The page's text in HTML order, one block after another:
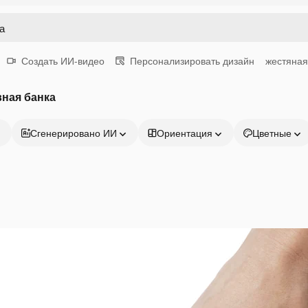
Создать ИИ-видео Персонализировать дизайн
банка
Сгенерировано ИИ Ориентация Цветные